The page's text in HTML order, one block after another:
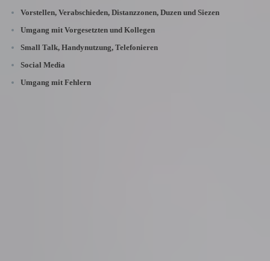
Vorstellen, Verabschieden, Distanzzonen, Duzen und Siezen
Umgang mit Vorgesetzten und Kollegen
Small Talk, Handynutzung, Telefonieren
Social Media
Umgang mit Fehlern